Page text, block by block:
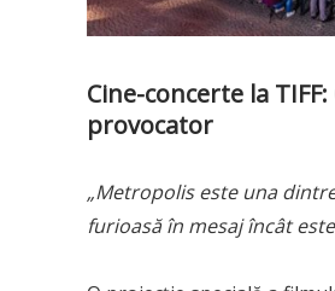
Cine-concerte la
provocator
„Metropolis este una
furioasă în mesaj încât